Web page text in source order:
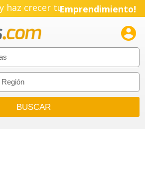
haz crecer tuEmprendimiento!
